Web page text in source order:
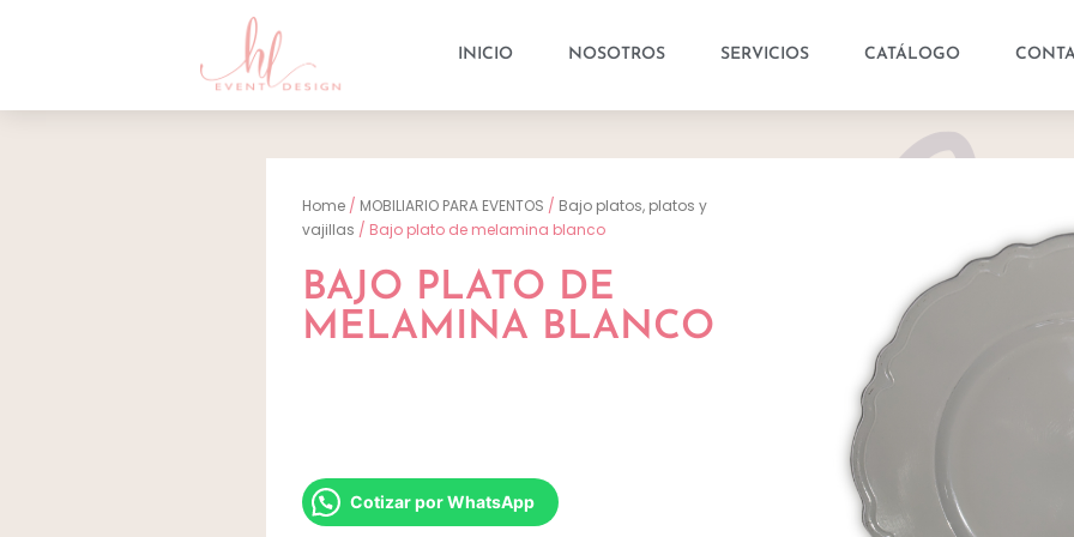
INICIO NOSOTROS SERVICIOS CATÁLOGO
Home / MOBILIARIO PARA EVENTOS / Bajo platos, platos y
vajillas / Bajo plato de melamina blanco
BAJO PLATO DE
MELAMINA BLANCO
Cotizar por WhatsApp